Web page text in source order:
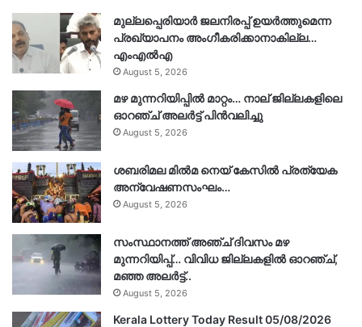
മുല്ലപ്പെരിയാർ ജലനിരപ്പ് ഉയർത്തുമെന്ന
പ്രഖ്യാപനം അംഗീകരിക്കാനാകില്ല…
എംഎൽഎ
August 5, 2026
മഴ മുന്നറിയിപ്പിൽ മാറ്റം… നാല് ജില്ലകളിലെ
ഓറഞ്ച് അലർട്ട് പിൻവലിച്ചു
August 5, 2026
ശബരിമല മിൽമ നെയ് കേസിൽ പ്രത്യേക
അന്വേഷണസംഘം…
August 5, 2026
സംസ്ഥാനത്ത് അഞ്ച് ദിവസം മഴ
മുന്നറിയിപ്പ്… വിവിധ ജില്ലകളിൽ ഓറഞ്ച്,
മഞ്ഞ അലർട്ട്..
August 5, 2026
Kerala Lottery Today Result 05/08/2026